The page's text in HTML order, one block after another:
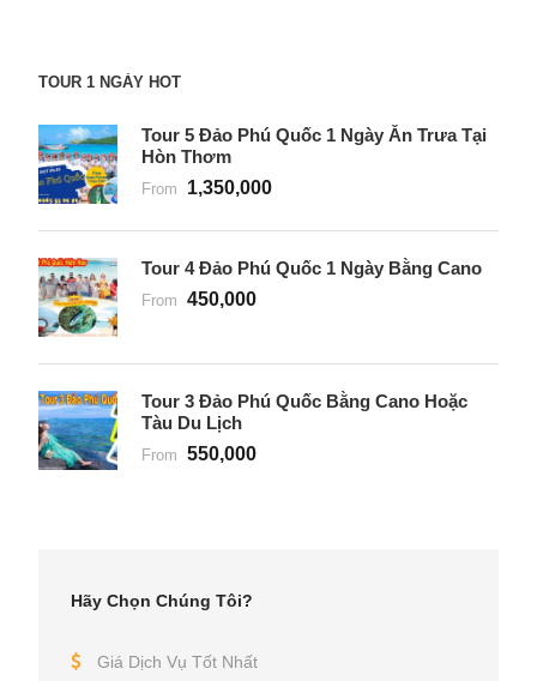
TOUR 1 NGÀY HOT
Tour 5 Đảo Phú Quốc 1 Ngày Ăn Trưa Tại
Hòn Thơm
From 1,350,000
Tour 4 Đảo Phú Quốc 1 Ngày Bằng Cano
From 450,000
Tour 3 Đảo Phú Quốc Bằng Cano Hoặc
Tàu Du Lịch
From 550,000
Hãy Chọn Chúng Tôi?
Giá Dịch Vụ Tốt Nhất